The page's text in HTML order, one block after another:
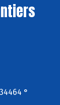
°